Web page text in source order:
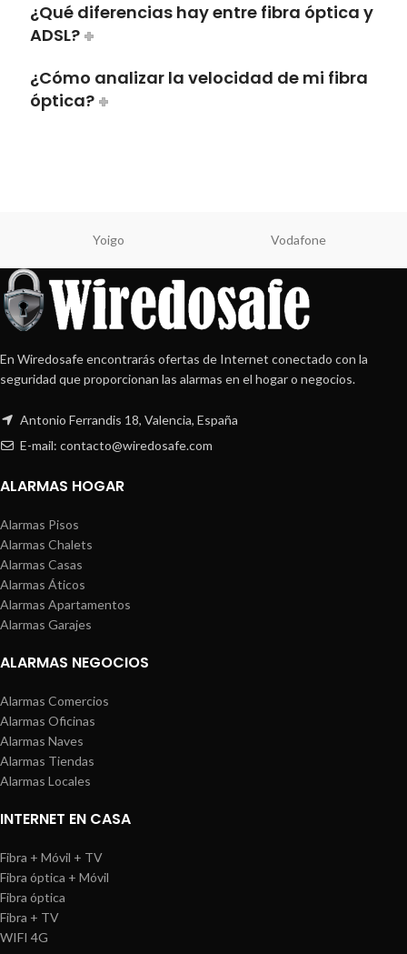
¿Qué diferencias hay entre fibra óptica y
ADSL?
¿Cómo analizar la velocidad de mi fibra
óptica?
Yoigo Vodafone
En Wiredosafe encontrarás ofertas de Internet conectado con la
seguridad que proporcionan las alarmas en el hogar o negocios.
Antonio Ferrandis 18, Valencia, España
E-mail: contacto@wiredosafe.com
ALARMAS HOGAR
Alarmas Pisos
Alarmas Chalets
Alarmas Casas
Alarmas Áticos
Alarmas Apartamentos
Alarmas Garajes
ALARMAS NEGOCIOS
Alarmas Comercios
Alarmas Oficinas
Alarmas Naves
Alarmas Tiendas
Alarmas Locales
INTERNET EN CASA
Fibra + Móvil + TV
Fibra óptica + Móvil
Fibra óptica
Fibra + TV
WIFI 4G